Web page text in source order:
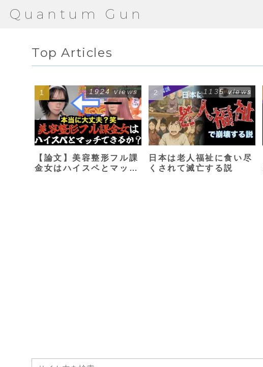
Quantum Gun
Top Articles
【論文】美容整形フル課
金女はハイスペとマッチ
1924 views
日本は老人福祉に食い尽
くされて滅亡する説
1135 views